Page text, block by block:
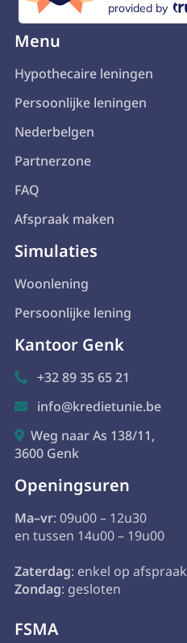
provided by
Menu
Hypothecaire leningen
Persoonlijke leningen
Nederbelgen
Partnerzone
FAQ
Afspraak maken
Simulaties
Woonlening
Persoonlijke lening
Kantoor Genk
 +32 89 35 65 21
 info@kredietunie.be
 Weg naar As 138/11,
3600 Genk
Openingsuren
Ma–vr: 09u00 – 12u30
en tussen 14u00 – 19u00
Zaterdag: enkel op afspraak
Zondag: gesloten
FSMA